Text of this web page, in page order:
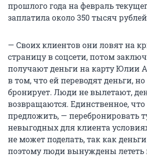
прошлого года на февраль
заплатила около 350 тысяч
— Своих клиентов они ловят на
страницу в соцсети, потом
получают деньги на карту Юлии
в том, что ей переводят деньги,
бронирует. Люди не вылетают,
возвращаются. Единственное,
предложить, — перебронировать
невыгодных для клиента
не может поделать, так как
поэтому люди вынуждены лететь